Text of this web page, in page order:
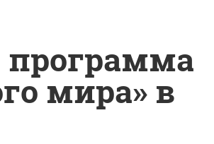
программа
мира» в